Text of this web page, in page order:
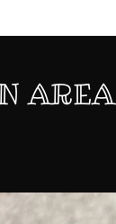
AREA